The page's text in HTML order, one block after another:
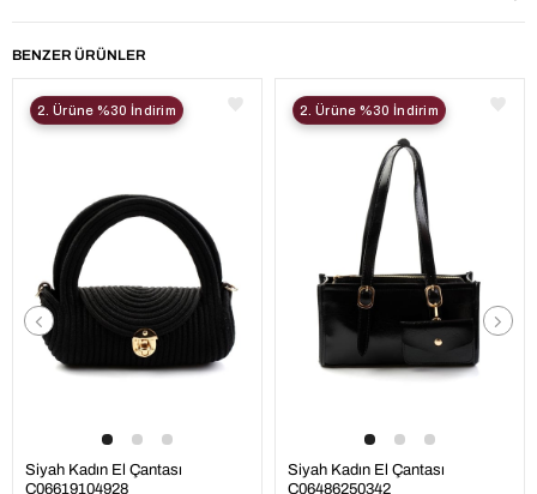
BENZER ÜRÜNLER
Siyah Kadın El Çantası
C06619104928
2. Ürüne %30 İndirim
Siyah Kadın El Çantası
C06486250342
2. Ürüne %30 İndirim